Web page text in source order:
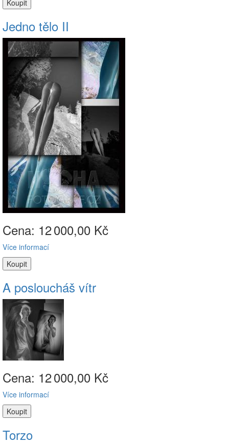
Jedno tělo II
Cena: 12000,00 Kč
Více informací
A posloucháš vítr
Cena: 12000,00 Kč
Více informací
Torzo